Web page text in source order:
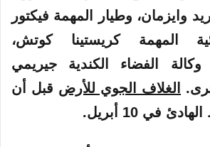
وايزمان، وطيار المهمة فيكتور
المهمة كريستينا كوتش،
الفضاء الكندية جيريمي
الغلاف الجوي للأرض قبل أن
في 10 أبريل.